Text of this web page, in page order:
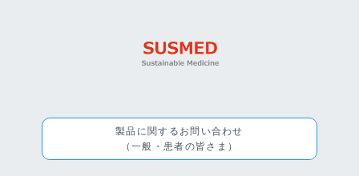
製品に関するお問い合わせ
（一般・患者の皆さま）